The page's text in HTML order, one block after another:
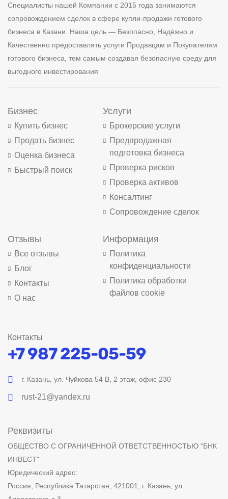
Специалисты нашей Компании с 2015 года занимаются
сопровождением сделок в сфере купли-продажи готового
бизнеса в Казани. Наша цель — Безопасно, Надёжно и
Качественно предоставлять услуги Продавцам и Покупателям
готового бизнеса, тем самым создавая безопасную среду для
выгодного инвестирования
Бизнес
Купить бизнес
Продать бизнес
Оценка бизнеса
Быстрый поиск
Услуги
Брокерские услуги
Предпродажная
подготовка бизнеса
Проверка рисков
Проверка активов
Консалтинг
Сопровождение сделок
Отзывы
Все отзывы
Блог
Контакты
О нас
Информация
Политика
конфиденциальности
Политика обработки
файлов cookie
Контакты
+7 987 225-05-59
г. Казань, ул. Чуйкова 54 В, 2 этаж, офис 230
rust-21@yandex.ru
Реквизиты
ОБЩЕСТВО С ОГРАНИЧЕННОЙ ОТВЕТСТВЕННОСТЬЮ "БНК
ИНВЕСТ"
Юридический адрес:
Россия, Республика Татарстан, 421001, г. Казань, ул.